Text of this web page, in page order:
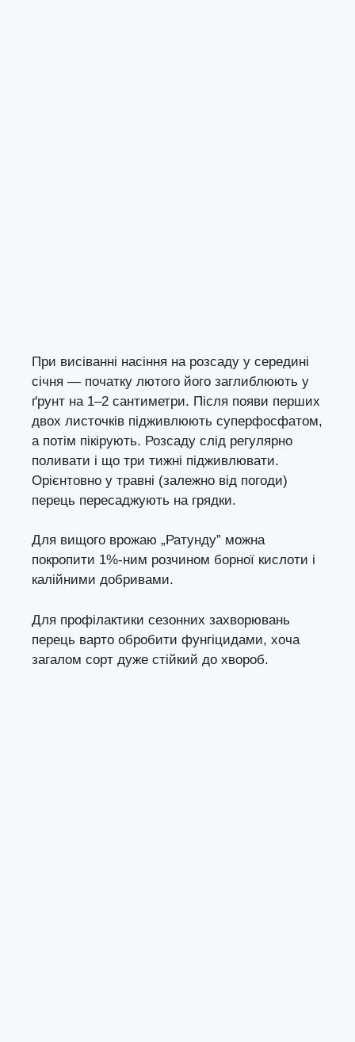
При висіванні насіння на розсаду у середині
січня — початку лютого його заглиблюють у
ґрунт на 1–2 сантиметри. Після появи перших
двох листочків підживлюють суперфосфатом,
а потім пікірують. Розсаду слід регулярно
поливати і що три тижні підживлювати.
Орієнтовно у травні (залежно від погоди)
перець пересаджують на грядки.
Для вищого врожаю „Ратунду” можна
покропити 1%-ним розчином борної кислоти і
калійними добривами.
Для профілактики сезонних захворювань
перець варто обробити фунгіцидами, хоча
загалом сорт дуже стійкий до хвороб.